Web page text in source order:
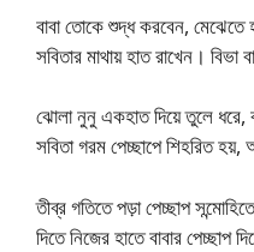
বাবা তোকে শুদ্ধ করবেন, মেঝেতে
সবিতার মাথায় হাত রাখেন। বিভা
ঝোলা নুনু একহাত দিয়ে তুলে ধরে,
সবিতা গরম পেচ্ছাপে শিহরিত হয়,
তীব্র গতিতে পড়া পেচ্ছাপ
দিতে নিজের হাতে বাবার পেচ্ছাপ